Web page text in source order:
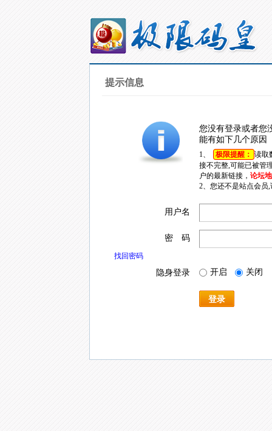
提示信息
您没有登录或者您
能有如下几个原因
1、 极限提醒： 读取
接不完整,可能已被管
户的最新链接， 论坛
2、您还不是站点会员
用户名
密 码
找回密码
隐身登录 开启 关闭
登录